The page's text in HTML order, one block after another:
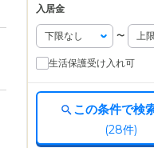
入居金
〜
生活保護受け入れ可
この条件で検
(28件)